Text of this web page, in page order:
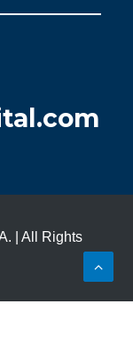
| All Rights